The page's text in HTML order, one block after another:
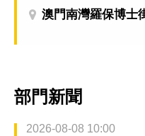
澳門南灣羅保博士
部門新聞
2026-08-08 10:00